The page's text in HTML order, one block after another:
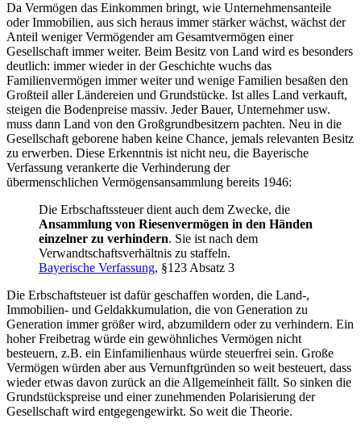
Da Vermögen das Einkommen bringt, wie Unternehmensanteile
oder Immobilien, aus sich heraus immer stärker wächst, wächst der
Anteil weniger Vermögender am Gesamtvermögen einer
Gesellschaft immer weiter. Beim Besitz von Land wird es besonders
deutlich: immer wieder in der Geschichte wuchs das
Familienvermögen immer weiter und wenige Familien besaßen den
Großteil aller Ländereien und Grundstücke. Ist alles Land verkauft,
steigen die Bodenpreise massiv. Jeder Bauer, Unternehmer usw.
muss dann Land von den Großgrundbesitzern pachten. Neu in die
Gesellschaft geborene haben keine Chance, jemals relevanten Besitz
zu erwerben. Diese Erkenntnis ist nicht neu, die Bayerische
Verfassung verankerte die Verhinderung der
übermenschlichen Vermögensansammlung bereits 1946:
Die Erbschaftssteuer dient auch dem Zwecke, die
Ansammlung von Riesenvermögen in den Händen
einzelner zu verhindern. Sie ist nach dem
Verwandtschaftsverhältnis zu staffeln.
Bayerische Verfassung, §123 Absatz 3
Die Erbschaftsteuer ist dafür geschaffen worden, die Land-,
Immobilien- und Geldakkumulation, die von Generation zu
Generation immer größer wird, abzumildern oder zu verhindern. Ein
hoher Freibetrag würde ein gewöhnliches Vermögen nicht
besteuern, z.B. ein Einfamilienhaus würde steuerfrei sein. Große
Vermögen würden aber aus Vernunftgründen so weit besteuert, dass
wieder etwas davon zurück an die Allgemeinheit fällt. So sinken die
Grundstückspreise und einer zunehmenden Polarisierung der
Gesellschaft wird entgegengewirkt. So weit die Theorie.